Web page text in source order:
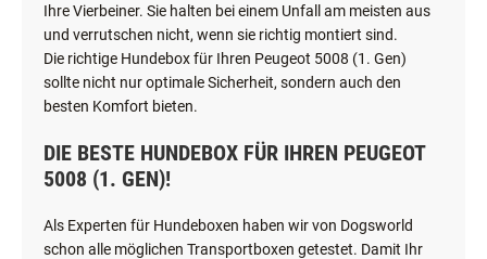
Ihre Vierbeiner. Sie halten bei einem Unfall am meisten aus
und verrutschen nicht, wenn sie richtig montiert sind.
Die richtige Hundebox für Ihren Peugeot 5008 (1. Gen)
sollte nicht nur optimale Sicherheit, sondern auch den
besten Komfort bieten.
DIE BESTE HUNDEBOX FÜR IHREN PEUGEOT
5008 (1. GEN)!
Als Experten für Hundeboxen haben wir von Dogsworld
schon alle möglichen Transportboxen getestet. Damit Ihr